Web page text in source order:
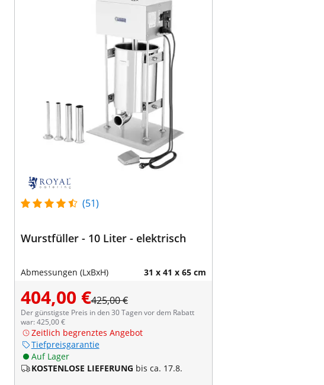
(51)
Wurstfüller - 10 Liter - elektrisch
Abmessungen (LxBxH) 31 x 41 x 65 cm
404,00 €425,00 €
Der günstigste Preis in den 30 Tagen vor dem Rabatt
war: 425,00 €
Zeitlich begrenztes Angebot
Tiefpreisgarantie
Auf Lager
KOSTENLOSE LIEFERUNG bis ca. 17.8.